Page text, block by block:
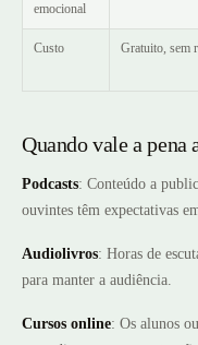
emocional
Custo Gratuito, sem
Quando vale a pena
Podcasts: Conteúdo a
ouvintes têm expectativas
Audiolivros: Horas de
para manter a audiência.
Cursos online: Os alunos